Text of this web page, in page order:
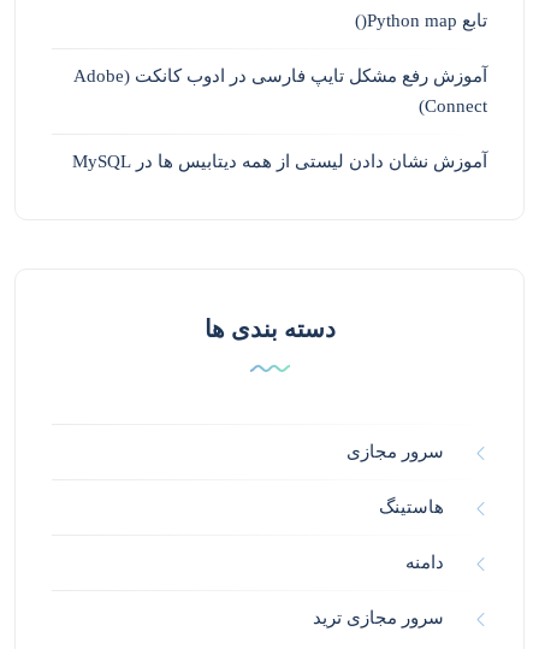
تابع Python map()
آموزش رفع مشکل تایپ فارسی در ادوب کانکت (Adobe
Connect)
آموزش نشان دادن لیستی از همه دیتابیس ها در MySQL
دسته بندی ها
سرور مجازی
هاستینگ
دامنه
سرور مجازی ترید